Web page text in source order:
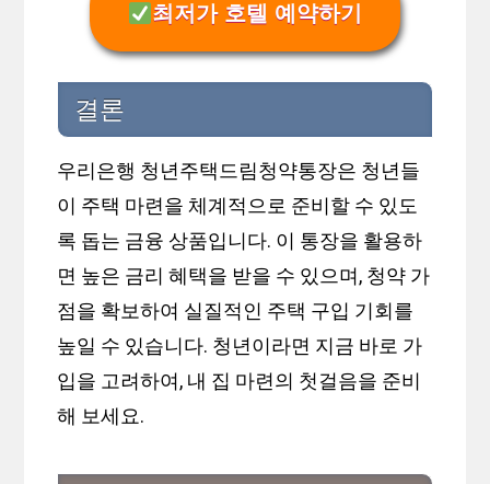
최저가 호텔 예약하기
결론
우리은행 청년주택드림청약통장은 청년들
이 주택 마련을 체계적으로 준비할 수 있도
록 돕는 금융 상품입니다. 이 통장을 활용하
면 높은 금리 혜택을 받을 수 있으며, 청약 가
점을 확보하여 실질적인 주택 구입 기회를
높일 수 있습니다. 청년이라면 지금 바로 가
입을 고려하여, 내 집 마련의 첫걸음을 준비
해 보세요.